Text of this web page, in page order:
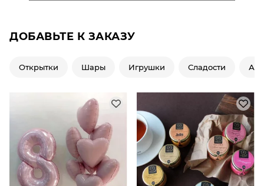
ДОБАВЬТЕ К ЗАКАЗУ
Открытки Шары Игрушки Сладости